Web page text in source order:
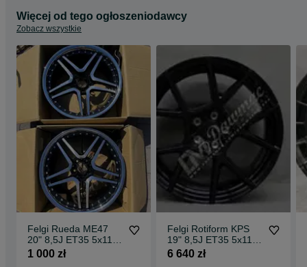
Więcej od tego ogłoszeniodawcy
Zobacz wszystkie
Felgi Rueda ME47
20" 8,5J ET35 5x112
CBKF1 / 2 sztuki
1 000 zł
Felgi Rotiform KPS
19" 8,5J ET35 5x112
Matte Black Face w/
6 640 zł